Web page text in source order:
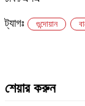
ট্যাগঃ গুন্দোয়ান
শেয়ার করুন